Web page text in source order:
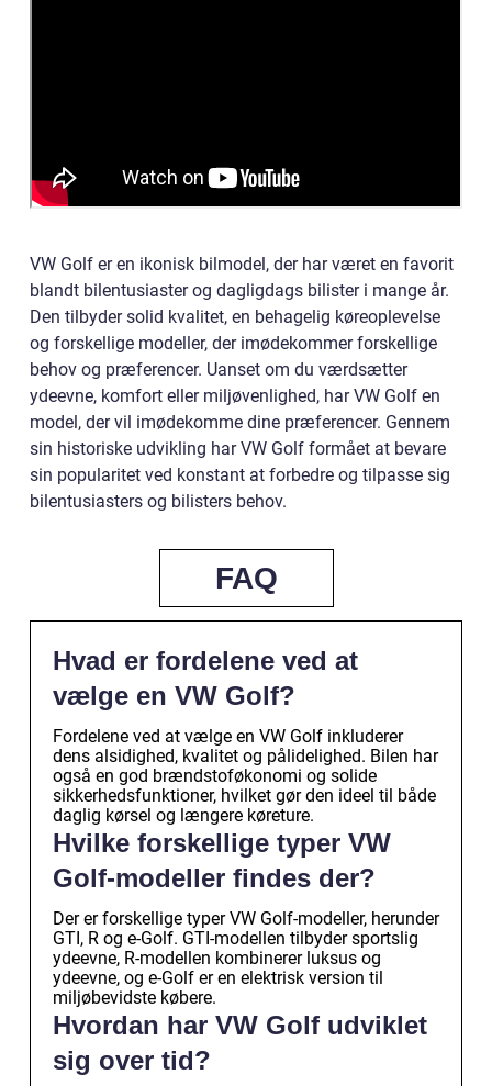
VW Golf er en ikonisk bilmodel, der har været en favorit
blandt bilentusiaster og dagligdags bilister i mange år.
Den tilbyder solid kvalitet, en behagelig køreoplevelse
og forskellige modeller, der imødekommer forskellige
behov og præferencer. Uanset om du værdsætter
ydeevne, komfort eller miljøvenlighed, har VW Golf en
model, der vil imødekomme dine præferencer. Gennem
sin historiske udvikling har VW Golf formået at bevare
sin popularitet ved konstant at forbedre og tilpasse sig
bilentusiasters og bilisters behov.
FAQ
Hvad er fordelene ved at
vælge en VW Golf?
Fordelene ved at vælge en VW Golf inkluderer
dens alsidighed, kvalitet og pålidelighed. Bilen har
også en god brændstoføkonomi og solide
sikkerhedsfunktioner, hvilket gør den ideel til både
daglig kørsel og længere køreture.
Hvilke forskellige typer VW
Golf-modeller findes der?
Der er forskellige typer VW Golf-modeller, herunder
GTI, R og e-Golf. GTI-modellen tilbyder sportslig
ydeevne, R-modellen kombinerer luksus og
ydeevne, og e-Golf er en elektrisk version til
miljøbevidste købere.
Hvordan har VW Golf udviklet
sig over tid?